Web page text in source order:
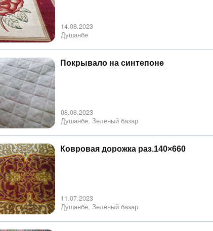
14.08.2023
Душанбе
Покрывало на синтепоне
08.08.2023
Душанбе, Зеленый базар
Ковровая дорожка раз.140×660
11.07.2023
Душанбе, Зеленый базар